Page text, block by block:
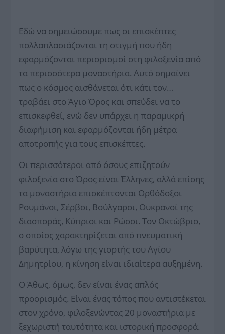
Εδώ να σημειώσουμε πως οι επισκέπτες
πολλαπλασιάζονται τη στιγμή που ήδη
εφαρμόζονται περιορισμοί στη φιλοξενία από
τα περισσότερα μοναστήρια. Αυτό σημαίνει
πως ο κόσμος αισθάνεται ότι κάτι τον…
τραβάει στο Άγιο Όρος και σπεύδει να το
επισκεφθεί, ενώ δεν υπάρχει η παραμικρή
διαφήμιση και εφαρμόζονται ήδη μέτρα
αποτροπής για τους επισκέπτες.
Οι περισσότεροι από όσους επιζητούν
φιλοξενία στο Όρος είναι Έλληνες, αλλά επίσης
τα μοναστήρια επισκέπτονται Ορθόδοξοι
Ρουμάνοι, Σέρβοι, Βούλγαροι, Ουκρανοί της
διασποράς, Κύπριοι και Ρώσοι. Τον Οκτώβριο,
ο οποίος χαρακτηρίζεται από πνευματική
βαρύτητα, λόγω της γιορτής του Αγίου
Δημητρίου, η κίνηση είναι ιδιαίτερα αυξημένη.
Ο Άθως, όμως, δεν είναι ένας απλός
προορισμός. Είναι ένας τόπος που αντιστέκεται
στον χρόνο, φιλοξενώντας 20 μοναστήρια με
ξεχωριστή ταυτότητα και ιστορική προσφορά.